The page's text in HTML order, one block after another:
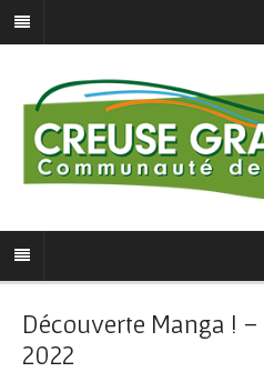
Découverte Manga !
2022